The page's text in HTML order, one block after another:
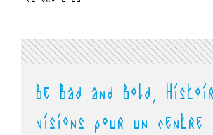
Be Bad and Bold,
visions pour un